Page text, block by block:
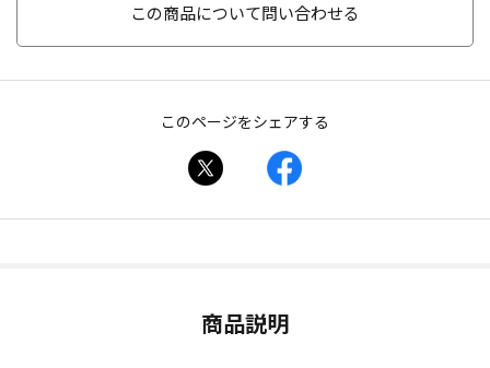
この商品について問い合わせる
このページをシェアする
商品説明